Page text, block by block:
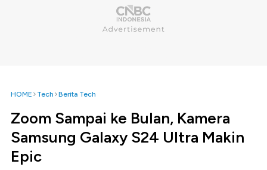
HOME Tech Berita Tech
Zoom Sampai ke Bulan, Kamera
Samsung Galaxy S24 Ultra Makin
Epic